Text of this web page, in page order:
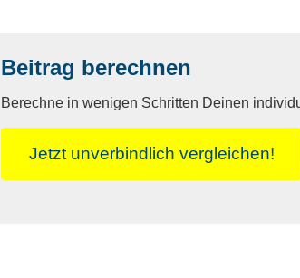
Beitrag berechnen
Berechne in wenigen Schritten Deinen
Jetzt unverbindlich ver­gleichen!